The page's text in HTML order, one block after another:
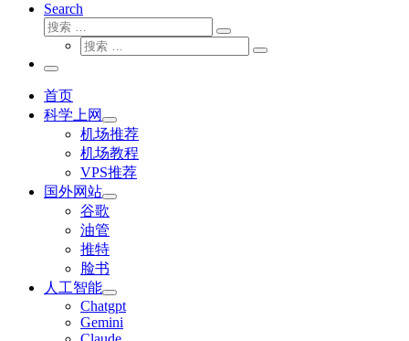
Search
搜
搜
索
搜
搜
主
菜
单
首页
科学上网
机场推荐
机场教程
VPS推荐
国外网站
谷歌
油管
推特
脸书
人工智能
Chatgpt
‎Gemini